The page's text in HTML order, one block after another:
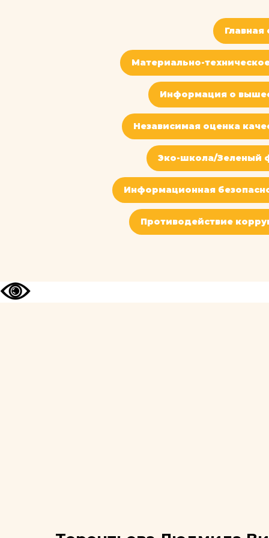
Главная
Материально-
Информация о
Независимая оценка
Эко-школа/Зеленый
Информационная
Противодействие